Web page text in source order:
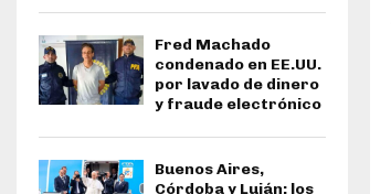
Fred Machado
condenado en EE.UU.
por lavado de dinero
y fraude electrónico
Buenos Aires,
Córdoba y Luján: los